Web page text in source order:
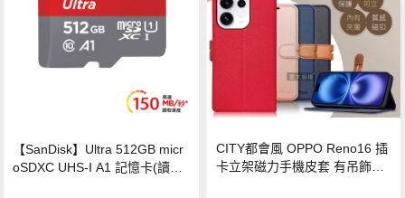
【SanDisk】Ultra 512GB micr
oSDXC UHS-I A1 記憶卡(讀取
CITY都會風 OPPO Reno16 插
卡立架磁力手機皮套 有吊飾孔